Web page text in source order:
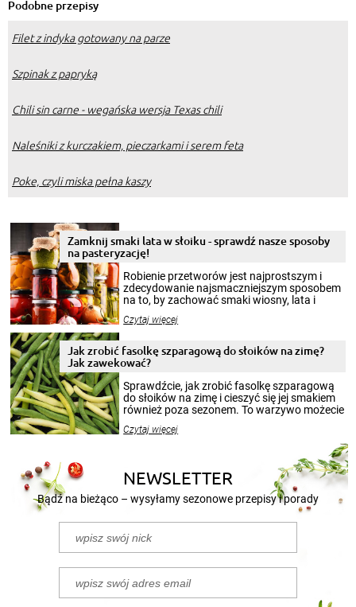
Podobne przepisy
Filet z indyka gotowany na parze
Szpinak z papryką
Chili sin carne - wegańska wersja Texas chili
Naleśniki z kurczakiem, pieczarkami i serem feta
Poke, czyli miska pełna kaszy
Zamknij smaki lata w słoiku - sprawdź nasze sposoby
na pasteryzację!
Robienie przetworów jest najprostszym i
zdecydowanie najsmaczniejszym sposobem
na to, by zachować smaki wiosny, lata i
krajobrazów, by cieszyć nimi oko w sezonie
pełni poczuć atmosferę cieplejszych
miesięcy. Przygotowanie słoików ze
patenty, które pozwolą zachować świeżość
przetworów.
Czytaj więcej
Jak zrobić fasolkę szparagową do słoików na zimę?
Jak zawekować?
Sprawdźcie, jak zrobić fasolkę szparagową
do słoików na zimę i cieszyć się jej smakiem
również poza sezonem. To warzywo możecie
nasze propozycje!
Czytaj więcej
NEWSLETTER
Bądź na bieżąco – wysyłamy sezonowe przepisy i porady